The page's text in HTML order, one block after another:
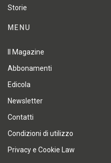
Storie
MENU
Il Magazine
Abbonamenti
Edicola
Newsletter
Contatti
Condizioni di utilizzo
Privacy e Cookie Law